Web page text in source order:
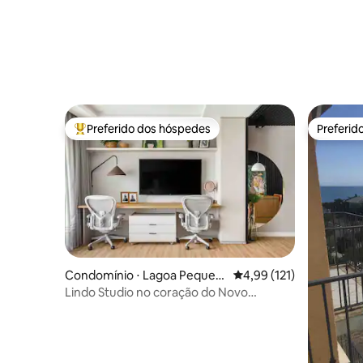
Entre os melhores preferidos dos hóspedes
Preferido dos hóspedes
Condomínio ⋅ Lagoa Pequen
a
4,99 de uma avaliação
4,99 (121)
Lindo Studio no coração do Novo